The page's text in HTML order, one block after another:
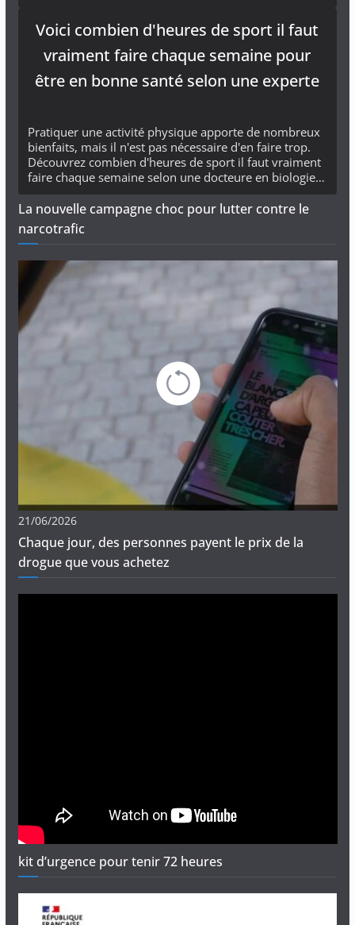
Voici combien d'heures de sport il faut
vraiment faire chaque semaine pour
être en bonne santé selon une experte
Pratiquer une activité physique apporte de nombreux
bienfaits, mais il n'est pas nécessaire d'en faire trop.
Découvrez combien d'heures de sport il faut vraiment
faire chaque semaine selon une docteure en biologie…
La nouvelle campagne choc pour lutter contre le
narcotrafic
21/06/2026
Chaque jour, des personnes payent le prix de la
drogue que vous achetez
kit d’urgence pour tenir 72 heures